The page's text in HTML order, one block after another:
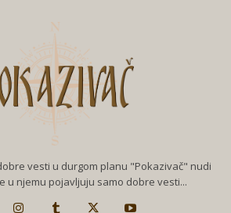
vesti u durgom planu "Pokazivač" nudi
u njemu pojavljuju samo dobre vesti...